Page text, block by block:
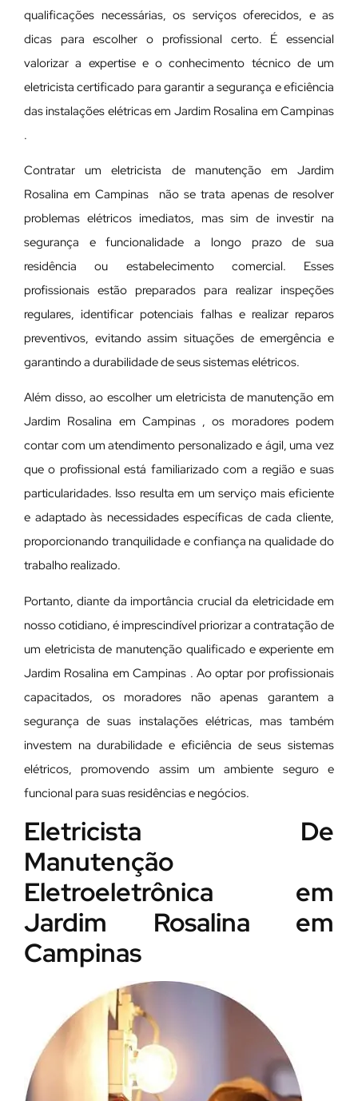
qualificações necessárias, os serviços oferecidos, e as
dicas para escolher o profissional certo. É essencial
valorizar a expertise e o conhecimento técnico de um
eletricista certificado para garantir a segurança e eficiência
das instalações elétricas em Jardim Rosalina em Campinas
.
Contratar um eletricista de manutenção em Jardim
Rosalina em Campinas não se trata apenas de resolver
problemas elétricos imediatos, mas sim de investir na
segurança e funcionalidade a longo prazo de sua
residência ou estabelecimento comercial. Esses
profissionais estão preparados para realizar inspeções
regulares, identificar potenciais falhas e realizar reparos
preventivos, evitando assim situações de emergência e
garantindo a durabilidade de seus sistemas elétricos.
Além disso, ao escolher um eletricista de manutenção em
Jardim Rosalina em Campinas , os moradores podem
contar com um atendimento personalizado e ágil, uma vez
que o profissional está familiarizado com a região e suas
particularidades. Isso resulta em um serviço mais eficiente
e adaptado às necessidades específicas de cada cliente,
proporcionando tranquilidade e confiança na qualidade do
trabalho realizado.
Portanto, diante da importância crucial da eletricidade em
nosso cotidiano, é imprescindível priorizar a contratação de
um eletricista de manutenção qualificado e experiente em
Jardim Rosalina em Campinas . Ao optar por profissionais
capacitados, os moradores não apenas garantem a
segurança de suas instalações elétricas, mas também
investem na durabilidade e eficiência de seus sistemas
elétricos, promovendo assim um ambiente seguro e
funcional para suas residências e negócios.
Eletricista De
Manutenção
Eletroeletrônica em
Jardim Rosalina em
Campinas